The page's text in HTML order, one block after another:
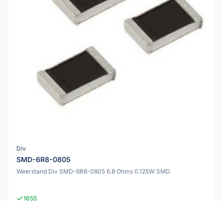
Div
SMD-6R8-0805
Weerstand Div SMD-6R8-0805 6.8 Ohms 0.125W SMD
1655